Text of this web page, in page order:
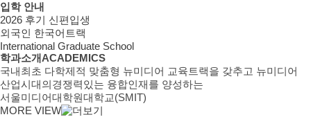
입학 안내
2026 후기 신편입생
외국인 한국어트랙
International Graduate School
학과소개ACADEMICS
국내최초 다학제적 맞춤형 뉴미디어 교육트랙을 갖추고 뉴미디어
산업시대의경쟁력있는 융합인재를 양성하는
서울미디어대학원대학교(SMIT)
MORE VIEW